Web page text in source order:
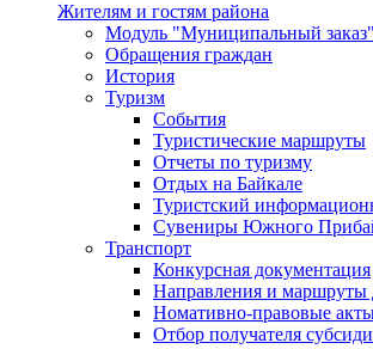
Жителям и гостям района
Модуль "Муниципальный заказ"
Обращения граждан
История
Туризм
События
Туристические маршруты
Отчеты по туризму
Отдых на Байкале
Туристский
Сувениры Южного
Транспорт
Конкурсная документация
Направления и маршруты
Номативно-правовые
Отбор получателя